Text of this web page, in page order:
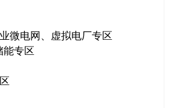
微电网、虚拟电厂专区
能专区